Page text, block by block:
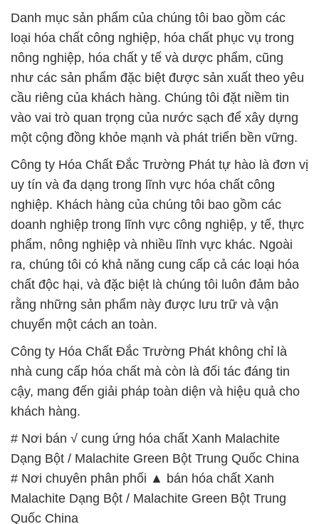
Danh mục sản phẩm của chúng tôi bao gồm các
loại hóa chất công nghiệp, hóa chất phục vụ trong
nông nghiệp, hóa chất y tế và dược phẩm, cũng
như các sản phẩm đặc biệt được sản xuất theo yêu
cầu riêng của khách hàng. Chúng tôi đặt niềm tin
vào vai trò quan trọng của nước sạch để xây dựng
một cộng đồng khỏe mạnh và phát triển bền vững.
Công ty Hóa Chất Đắc Trường Phát tự hào là đơn vị
uy tín và đa dạng trong lĩnh vực hóa chất công
nghiệp. Khách hàng của chúng tôi bao gồm các
doanh nghiệp trong lĩnh vực công nghiệp, y tế, thực
phẩm, nông nghiệp và nhiều lĩnh vực khác. Ngoài
ra, chúng tôi có khả năng cung cấp cả các loại hóa
chất độc hại, và đặc biệt là chúng tôi luôn đảm bảo
rằng những sản phẩm này được lưu trữ và vận
chuyển một cách an toàn.
Công ty Hóa Chất Đắc Trường Phát không chỉ là
nhà cung cấp hóa chất mà còn là đối tác đáng tin
cậy, mang đến giải pháp toàn diện và hiệu quả cho
khách hàng.
# Nơi bán √ cung ứng hóa chất Xanh Malachite
Dạng Bột / Malachite Green Bột Trung Quốc China
# Nơi chuyên phân phối ▲ bán hóa chất Xanh
Malachite Dạng Bột / Malachite Green Bột Trung
Quốc China